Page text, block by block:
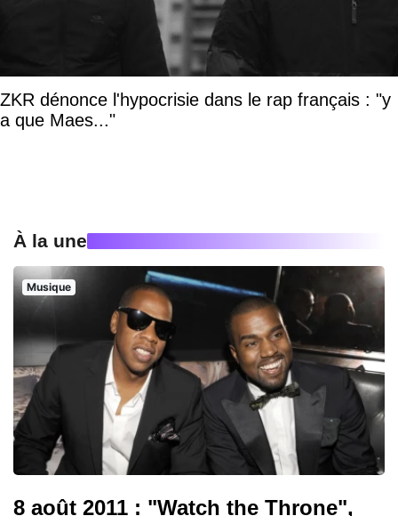
ZKR dénonce l'hypocrisie dans le rap français : "y
a que Maes..."
À la une
Musique
8 août 2011 : "Watch the Throne",